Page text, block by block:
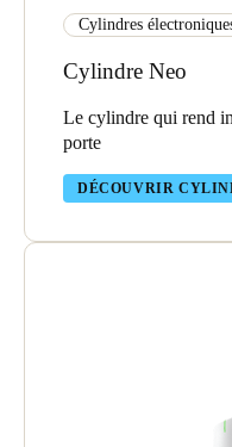
Cylindres
Cylindre Neo
Le cylindre qui rend
porte
DÉCOUVRIR